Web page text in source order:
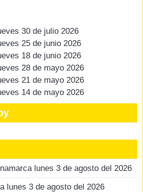
30 de julio 2026
25 de junio 2026
18 de junio 2026
28 de mayo 2026
21 de mayo 2026
14 de mayo 2026
lunes 3 de agosto del 2026
lunes 3 de agosto del 2026